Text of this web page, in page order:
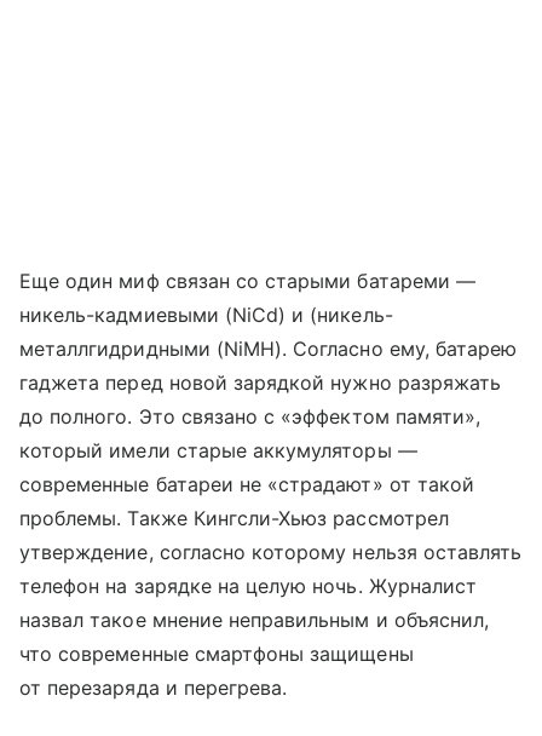
Еще один миф связан со старыми батареми —
никель-кадмиевыми (NiCd) и (никель-
металлгидридными (NiMH). Согласно ему, батарею
гаджета перед новой зарядкой нужно разряжать
до полного. Это связано с «эффектом памяти»,
который имели старые аккумуляторы —
современные батареи не «страдают» от такой
проблемы. Также Кингсли-Хьюз рассмотрел
утверждение, согласно которому нельзя оставлять
телефон на зарядке на целую ночь. Журналист
назвал такое мнение неправильным и объяснил,
что современные смартфоны защищены
от перезаряда и перегрева.